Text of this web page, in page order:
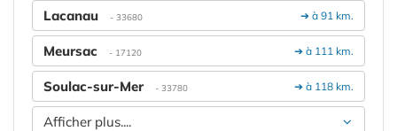
➔ à 91 km.
Lacanau - 33680
➔ à 111 km.
Meursac - 17120
➔ à 118 km.
Soulac-sur-Mer - 33780
Afficher plus....